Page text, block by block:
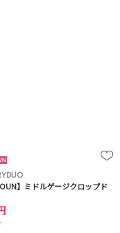
】ミドルゲージクロップド